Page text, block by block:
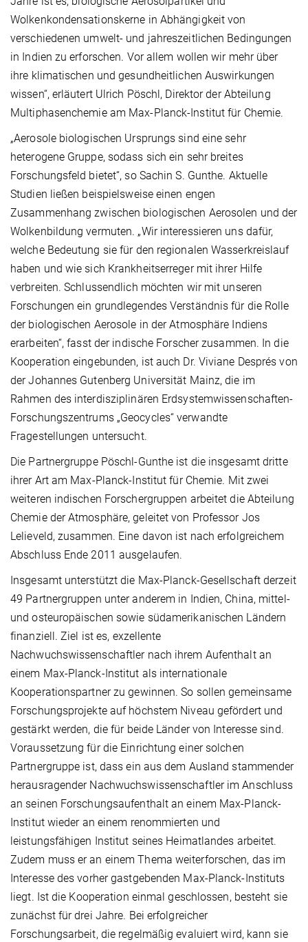
Wolkenkondensationskerne in Abhängigkeit von
verschiedenen umwelt- und jahreszeitlichen Bedingungen
in Indien zu erforschen. Vor allem wollen wir mehr über
ihre klimatischen und gesundheitlichen Auswirkungen
wissen“, erläutert Ulrich Pöschl, Direktor der Abteilung
Multiphasenchemie am Max-Planck-Institut für Chemie.
„Aerosole biologischen Ursprungs sind eine sehr
heterogene Gruppe, sodass sich ein sehr breites
Forschungsfeld bietet“, so Sachin S. Gunthe. Aktuelle
Studien ließen beispielsweise einen engen
Zusammenhang zwischen biologischen Aerosolen und der
Wolkenbildung vermuten. „Wir interessieren uns dafür,
welche Bedeutung sie für den regionalen Wasserkreislauf
haben und wie sich Krankheitserreger mit ihrer Hilfe
verbreiten. Schlussendlich möchten wir mit unseren
Forschungen ein grundlegendes Verständnis für die Rolle
der biologischen Aerosole in der Atmosphäre Indiens
erarbeiten“, fasst der indische Forscher zusammen. In die
Kooperation eingebunden, ist auch Dr. Viviane Després von
der Johannes Gutenberg Universität Mainz, die im
Rahmen des interdisziplinären Erdsystemwissenschaften-
Forschungszentrums „Geocycles“ verwandte
Fragestellungen untersucht.
Die Partnergruppe Pöschl-Gunthe ist die insgesamt dritte
ihrer Art am Max-Planck-Institut für Chemie. Mit zwei
weiteren indischen Forschergruppen arbeitet die Abteilung
Chemie der Atmosphäre, geleitet von Professor Jos
Lelieveld, zusammen. Eine davon ist nach erfolgreichem
Abschluss Ende 2011 ausgelaufen.
Insgesamt unterstützt die Max-Planck-Gesellschaft derzeit
49 Partnergruppen unter anderem in Indien, China, mittel-
und osteuropäischen sowie südamerikanischen Ländern
finanziell. Ziel ist es, exzellente
Nachwuchswissenschaftler nach ihrem Aufenthalt an
einem Max-Planck-Institut als internationale
Kooperationspartner zu gewinnen. So sollen gemeinsame
Forschungsprojekte auf höchstem Niveau gefördert und
gestärkt werden, die für beide Länder von Interesse sind.
Voraussetzung für die Einrichtung einer solchen
Partnergruppe ist, dass ein aus dem Ausland stammender
herausragender Nachwuchswissenschaftler im Anschluss
an seinen Forschungsaufenthalt an einem Max-Planck-
Institut wieder an einem renommierten und
leistungsfähigen Institut seines Heimatlandes arbeitet.
Zudem muss er an einem Thema weiterforschen, das im
Interesse des vorher gastgebenden Max-Planck-Instituts
liegt. Ist die Kooperation einmal geschlossen, besteht sie
zunächst für drei Jahre. Bei erfolgreicher
Forschungsarbeit, die regelmäßig evaluiert wird, kann sie